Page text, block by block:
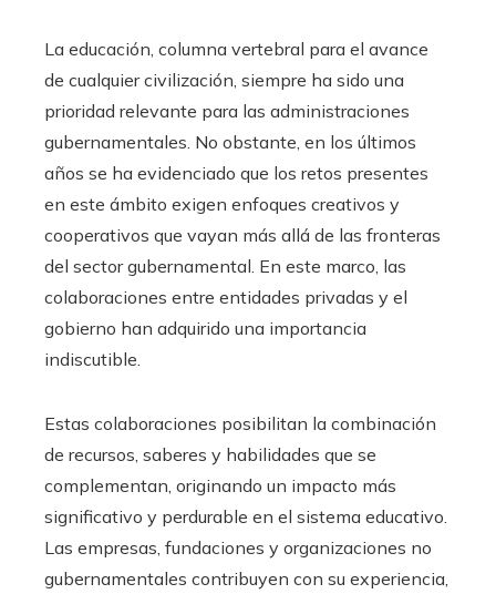
La educación, columna vertebral para el avance
de cualquier civilización, siempre ha sido una
prioridad relevante para las administraciones
gubernamentales. No obstante, en los últimos
años se ha evidenciado que los retos presentes
en este ámbito exigen enfoques creativos y
cooperativos que vayan más allá de las fronteras
del sector gubernamental. En este marco, las
colaboraciones entre entidades privadas y el
gobierno han adquirido una importancia
indiscutible.
Estas colaboraciones posibilitan la combinación
de recursos, saberes y habilidades que se
complementan, originando un impacto más
significativo y perdurable en el sistema educativo.
Las empresas, fundaciones y organizaciones no
gubernamentales contribuyen con su experiencia,